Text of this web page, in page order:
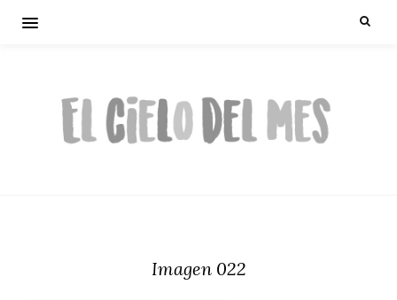
Imagen 022